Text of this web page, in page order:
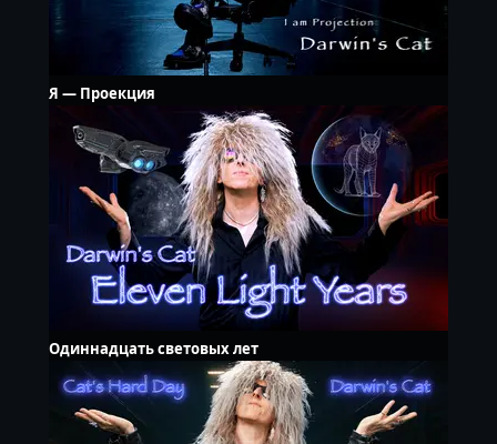
Я — Проекция
Одиннадцать световых лет